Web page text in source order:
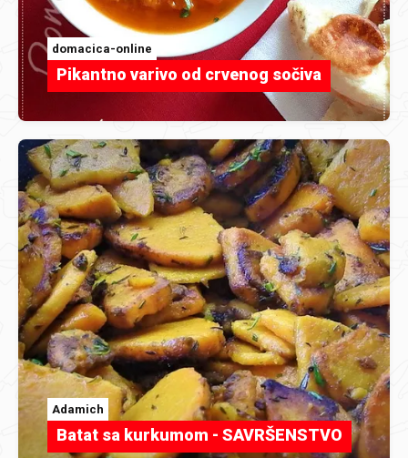
domacica-online
Pikantno varivo od crvenog sočiva
Adamich
Batat sa kurkumom - SAVRŠENSTVO